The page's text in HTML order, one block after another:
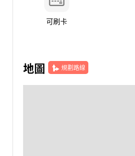
可刷卡
地圖 規劃路線